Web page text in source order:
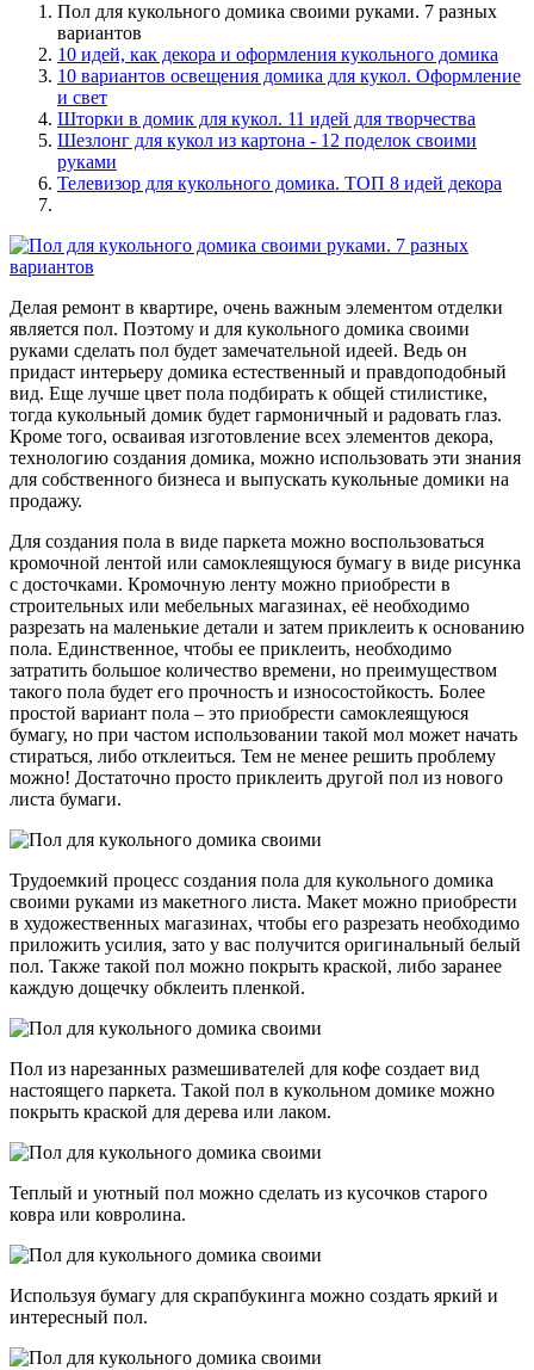
Пол для кукольного домика своими руками. 7 разных
вариантов
10 идей, как декора и оформления кукольного домика
10 вариантов освещения домика для кукол. Оформление
и свет
Шторки в домик для кукол. 11 идей для творчества
Шезлонг для кукол из картона - 12 поделок своими
руками
Телевизор для кукольного домика. ТОП 8 идей декора
Делая ремонт в квартире, очень важным элементом отделки
является пол. Поэтому и для кукольного домика своими
руками сделать пол будет замечательной идеей. Ведь он
придаст интерьеру домика естественный и правдоподобный
вид. Еще лучше цвет пола подбирать к общей стилистике,
тогда кукольный домик будет гармоничный и радовать глаз.
Кроме того, осваивая изготовление всех элементов декора,
технологию создания домика, можно использовать эти знания
для собственного бизнеса и выпускать кукольные домики на
продажу.
Для создания пола в виде паркета можно воспользоваться
кромочной лентой или самоклеящуюся бумагу в виде рисунка
с досточками. Кромочную ленту можно приобрести в
строительных или мебельных магазинах, её необходимо
разрезать на маленькие детали и затем приклеить к основанию
пола. Единственное, чтобы ее приклеить, необходимо
затратить большое количество времени, но преимуществом
такого пола будет его прочность и износостойкость. Более
простой вариант пола – это приобрести самоклеящуюся
бумагу, но при частом использовании такой мол может начать
стираться, либо отклеиться. Тем не менее решить проблему
можно! Достаточно просто приклеить другой пол из нового
листа бумаги.
Трудоемкий процесс создания пола для кукольного домика
своими руками из макетного листа. Макет можно приобрести
в художественных магазинах, чтобы его разрезать необходимо
приложить усилия, зато у вас получится оригинальный белый
пол. Также такой пол можно покрыть краской, либо заранее
каждую дощечку обклеить пленкой.
Пол из нарезанных размешивателей для кофе создает вид
настоящего паркета. Такой пол в кукольном домике можно
покрыть краской для дерева или лаком.
Теплый и уютный пол можно сделать из кусочков старого
ковра или ковролина.
Используя бумагу для скрапбукинга можно создать яркий и
интересный пол.